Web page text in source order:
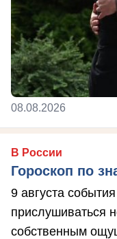
08.08.2026
В России
Гороскоп по
9 августа
прислушиваться
собственным